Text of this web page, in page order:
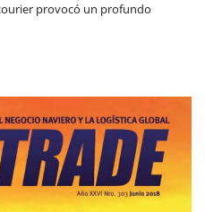
provocó un profundo